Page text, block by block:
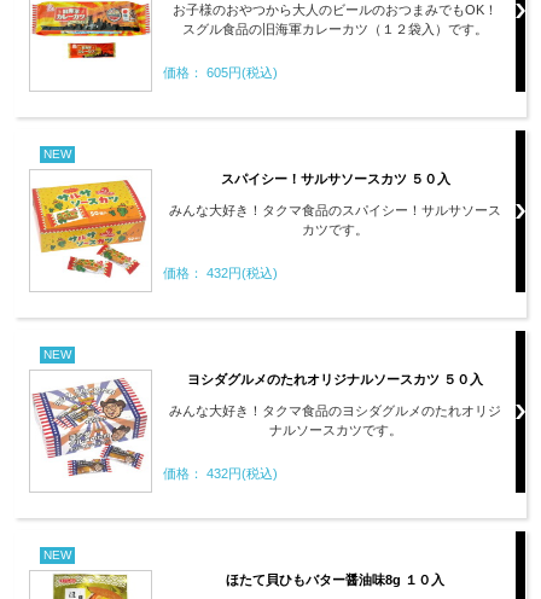
お子様のおやつから大人のビールのおつまみでもOK！
スグル食品の旧海軍カレーカツ（１２袋入）です。
価格： 605円(税込)
NEW
スパイシー！サルサソースカツ ５０入
みんな大好き！タクマ食品のスパイシー！サルサソース
カツです。
価格： 432円(税込)
NEW
ヨシダグルメのたれオリジナルソースカツ ５０入
みんな大好き！タクマ食品のヨシダグルメのたれオリジ
ナルソースカツです。
価格： 432円(税込)
NEW
ほたて貝ひもバター醤油味8g １０入